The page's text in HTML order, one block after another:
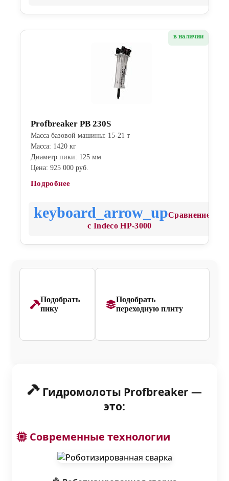
в наличии
Profbreaker PB 230S
Масса базовой машины: 15-21 т
Масса: 1420 кг
Диаметр пики: 125 мм
Цена: 925 000 руб.
Подробнее
Сравнение
с Indeco HP-3000
Подобрать
пику
Подобрать
переходную плиту
Гидромолоты Profbreaker —
это:
Современные технологии